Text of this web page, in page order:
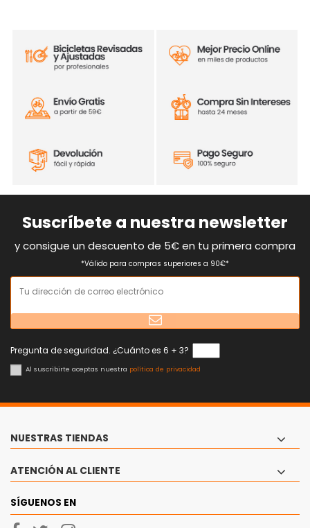
Suscríbete a nuestra newsletter
y consigue un descuento de 5€ en tu primera compra
*Válido para compras superiores a 90€*
Pregunta de seguridad. ¿Cuánto es 6 + 3?
Al suscribirte aceptas nuestra política de privacidad
NUESTRAS TIENDAS
ATENCIÓN AL CLIENTE
SÍGUENOS EN